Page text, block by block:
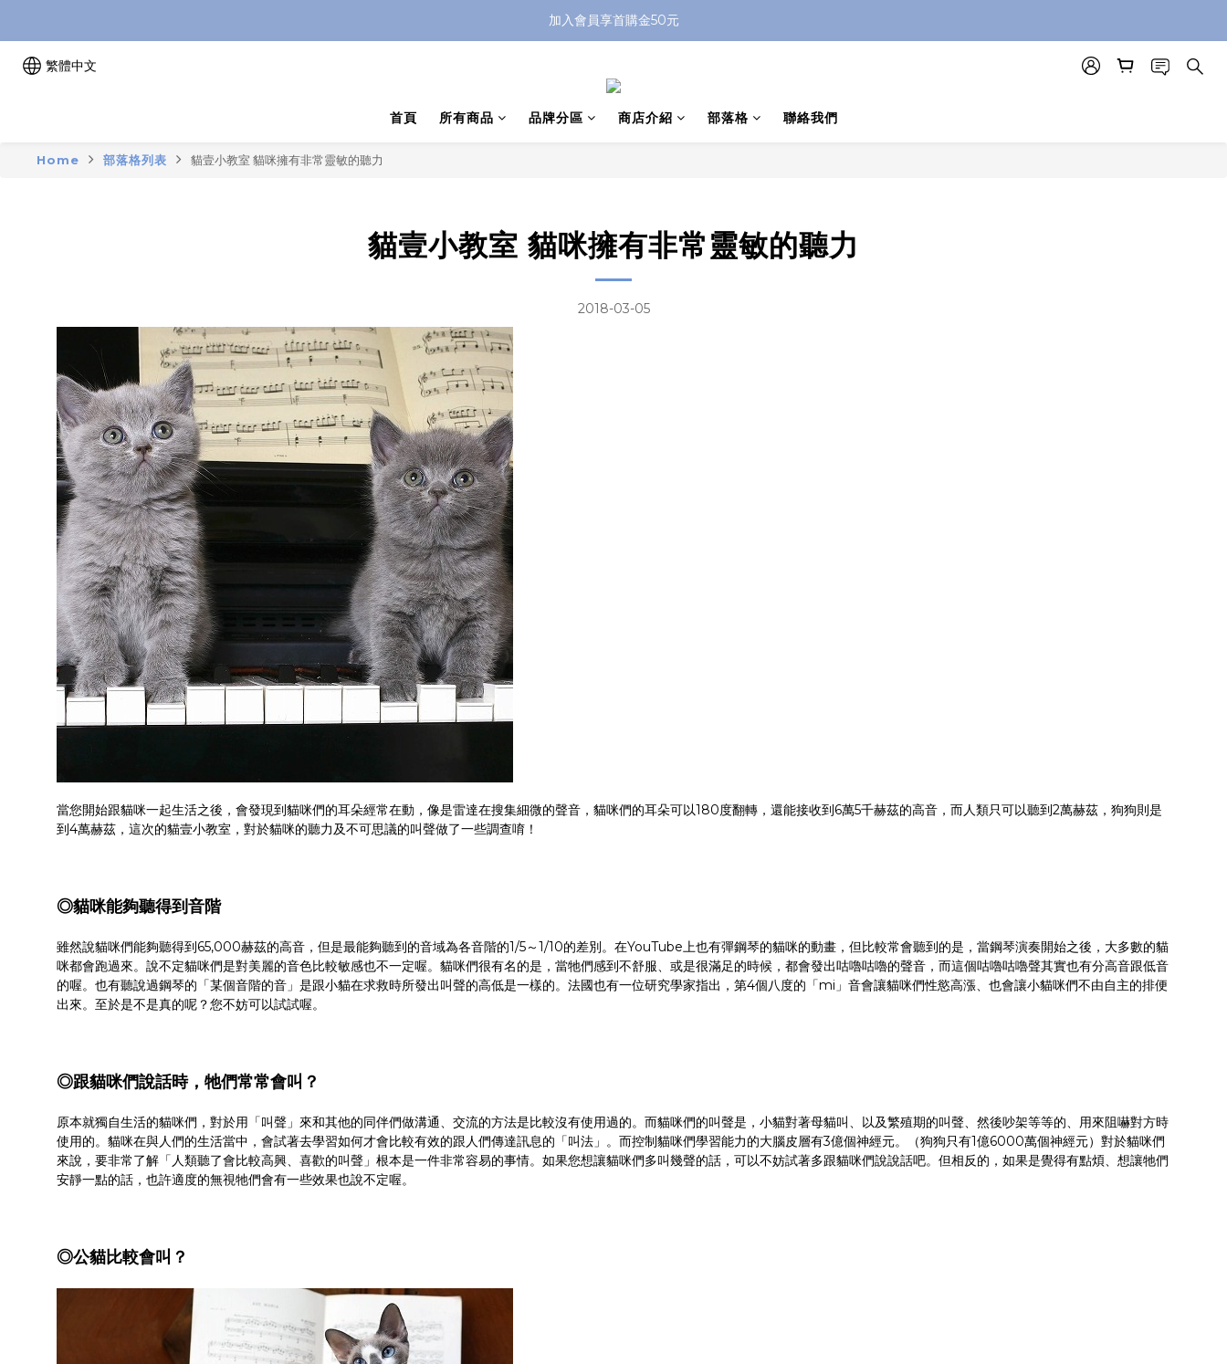
加入會員享首購金50元
繁體中文
首頁 所有商品 品牌分區 商店介紹 部落格 聯絡我們
Home 部落格列表 貓壹小教室 貓咪擁有非常靈敏的聽力
貓壹小教室 貓咪擁有非常靈敏的聽力
2018-03-05
當您開始跟貓咪一起生活之後，會發現到貓咪們的耳朵經常在動，像是雷達在搜集細微的聲音，貓咪們的耳朵可以180度翻轉，還能接收到6萬5千赫茲的高音，而人類只可以聽到2萬赫茲，狗狗則是
到4萬赫茲，這次的貓壹小教室，對於貓咪的聽力及不可思議的叫聲做了一些調查唷！
◎貓咪能夠聽得到音階
雖然說貓咪們能夠聽得到65,000赫茲的高音，但是最能夠聽到的音域為各音階的1/5～1/10的差別。在YouTube上也有彈鋼琴的貓咪的動畫，但比較常會聽到的是，當鋼琴演奏開始之後，大多數的貓
咪都會跑過來。說不定貓咪們是對美麗的音色比較敏感也不一定喔。貓咪們很有名的是，當牠們感到不舒服、或是很滿足的時候，都會發出咕嚕咕嚕的聲音，而這個咕嚕咕嚕聲其實也有分高音跟低音
的喔。也有聽說過鋼琴的「某個音階的音」是跟小貓在求救時所發出叫聲的高低是一樣的。法國也有一位研究學家指出，第4個八度的「mi」音會讓貓咪們性慾高漲、也會讓小貓咪們不由自主的排便
出來。至於是不是真的呢？您不妨可以試試喔。
◎跟貓咪們說話時，牠們常常會叫？
原本就獨自生活的貓咪們，對於用「叫聲」來和其他的同伴們做溝通、交流的方法是比較沒有使用過的。而貓咪們的叫聲是，小貓對著母貓叫、以及繁殖期的叫聲、然後吵架等等的、用來阻嚇對方時
使用的。貓咪在與人們的生活當中，會試著去學習如何才會比較有效的跟人們傳達訊息的「叫法」。而控制貓咪們學習能力的大腦皮層有3億個神經元。（狗狗只有1億6000萬個神經元）對於貓咪們
來說，要非常了解「人類聽了會比較高興、喜歡的叫聲」根本是一件非常容易的事情。如果您想讓貓咪們多叫幾聲的話，可以不妨試著多跟貓咪們說說話吧。但相反的，如果是覺得有點煩、想讓牠們
安靜一點的話，也許適度的無視牠們會有一些效果也說不定喔。
◎公貓比較會叫？